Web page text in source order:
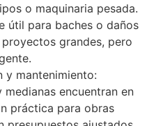
o maquinaria pesada.
útil para baches o daños
grandes, pero
y mantenimiento:
encuentran en
práctica para obras